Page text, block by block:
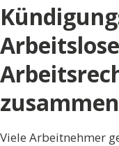
Viele Arbeitnehmer